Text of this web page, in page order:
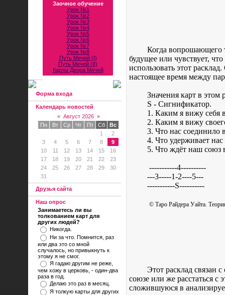
Заочное обучение
Урок №1
Урок №2
Урок №3
Урок №4
Урок №5
Урок №6
Урок №7
Урок №8
Путь Мечей (I)
Путь Мечей (II)
Карты Двора Мечей
Форма входа
Календарь новостей
« Август 2026 »
Пн
Вт Ср Чт Пт Сб
Вс
1
2
3
4 5 6 7 8
9
10
11 12 13 14 15
16
17
18 19 20 21 22
23
24
25 26 27 28 29
30
31
Друзья сайта
Наш опрос
Занимаетесь ли вы
толкованием карт для
других людей?
Никогда.
Ни за что. Помнится, раз
или два это со мной
случалось, но привыкнуть к
этому я не смог.
Я гадаю другим не реже,
чем хожу в церковь, - один-два
раза в год.
Делаю это раз в месяц.
Я толкую карты для других
Когда вопрошающего
будущее или чувствует,
использовать этот
настоящее время между
Значения карт в этом
S - Сигнификатор.
1. Каким я вижу себя
2. Каким я вижу
3. Что нас соединило
4. Что удерживает
5. Что ждёт наш союз
-----------4----------
---3-----1-2----5---
-----------S----------
© Таро Райдера Уайта.
Этот расклад связан
союзе или же расстаться с
сложившуюся в